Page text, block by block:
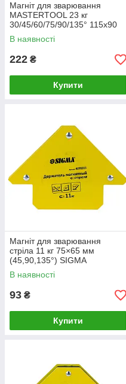
Магніт для зварювання
MASTERTOOL 23 кг
30/45/60/75/90/135° 115х90
мм 81-0224
В наявності
222 ₴
Купити
Магніт для зварювання
стріла 11 кг 75×65 мм
(45,90,135°) SIGMA
(4270311)
В наявності
93 ₴
Купити